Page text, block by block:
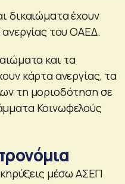
δικαιώματα έχουν
του ΟΑΕΔ.
και τα
κάρτα ανεργίας, τα
τη μοριοδότηση σε
Κοινωφελούς
μέσω ΑΣΕΠ